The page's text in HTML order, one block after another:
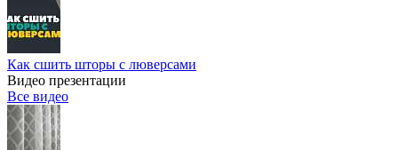
Как сшить шторы с люверсами
Видео презентации
Все видео